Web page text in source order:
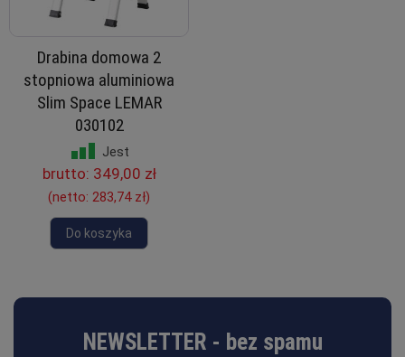
Drabina domowa 2
stopniowa aluminiowa
Slim Space LEMAR
030102
Jest
brutto: 349,00 zł
(netto: 283,74 zł)
Do koszyka
NEWSLETTER - bez spamu